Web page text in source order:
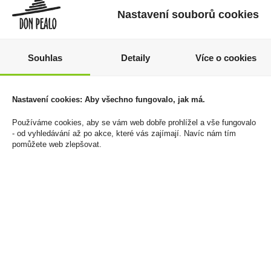
Heffron 0,7l 38%
Cena za:1 ks
Skladem:5 - 50 ks
Jack Daniels Apple 0,05l
35% Mini
59 Kč
Nastavení souborů cookies
Souhlas Detaily Více o cookies
Nastavení cookies: Aby všechno fungovalo, jak má.
Používáme cookies, aby se vám web dobře prohlížel a vše fungovalo
- od vyhledávání až po akce, které vás zajímají. Navíc nám tím
pomůžete web zlepšovat.